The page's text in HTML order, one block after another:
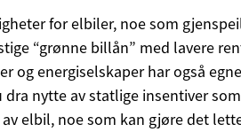
for elbiler, noe som
“grønne billån” med lavere
og energiselskaper har også
nytte av statlige insentiver
elbil, noe som kan gjøre det